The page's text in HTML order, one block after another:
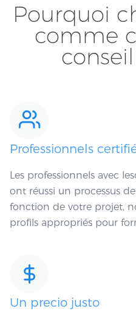
Pourquoi
comme
Professionnels
Les professionnels avec
ont réussi un processus
fonction de votre projet,
profils appropriés pour
Un precio justo